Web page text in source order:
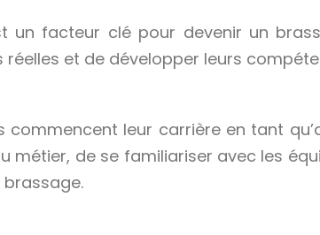
un facteur clé pour devenir un
et de développer leurs
leur carrière en tant
métier, de se familiariser avec les